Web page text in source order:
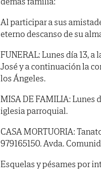
Al participar a sus
eterno descanso de su
FUNERAL: Lunes día 13,
José y a continuación la
los Ángeles.
MISA DE FAMILIA: Lunes
iglesia parroquial.
CASA MORTUORIA:
979165150. Avda.
Esquelas y pésames por